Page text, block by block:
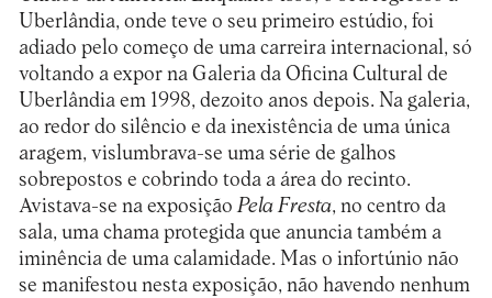
Uberlândia, onde teve o seu primeiro estúdio, foi
adiado pelo começo de uma carreira internacional, só
voltando a expor na Galeria da Oficina Cultural de
Uberlândia em 1998, dezoito anos depois. Na galeria,
ao redor do silêncio e da inexistência de uma única
aragem, vislumbrava-se uma série de galhos
sobrepostos e cobrindo toda a área do recinto.
Avistava-se na exposiçãoPela Fresta, no centro da
sala, uma chama protegida que anuncia também a
iminência de uma calamidade. Mas o infortúnio não
se manifestou nesta exposição, não havendo nenhum